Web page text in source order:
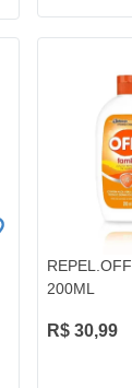
200ML
R$ 30,99